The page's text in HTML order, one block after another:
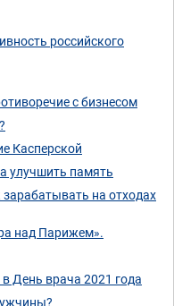
российского
с бизнесом
Касперской
улучшить память
на отходах
над Парижем».
День врача 2021 года